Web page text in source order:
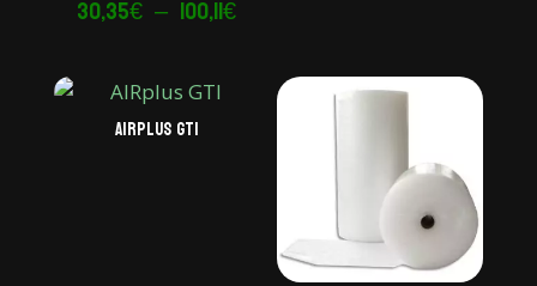
30,35€ – 100,11€Plage
prix :
30,35€
AIRplus GTI